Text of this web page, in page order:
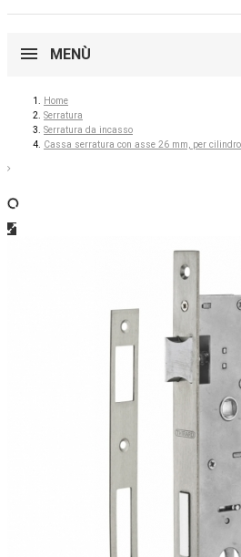
MENÙ
Home
Serratura
Serratura da incasso
Cassa serratura con asse 26 mm, per